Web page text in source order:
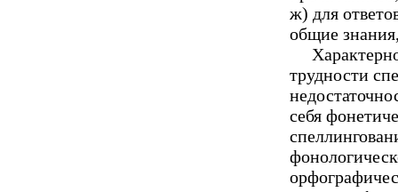
ж) для
общие
трудности
себя